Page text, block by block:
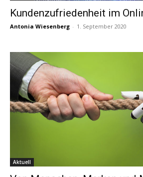
Kundenzufriedenheit im
Antonia Wiesenberg - 1. September 2020
Aktuell